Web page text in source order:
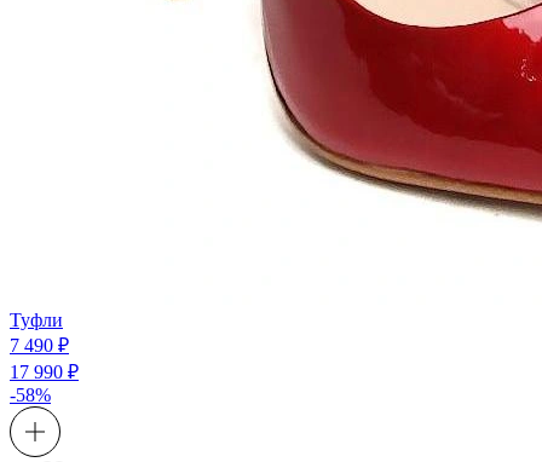
Туфли
7 490 ₽
17 990 ₽
-58%